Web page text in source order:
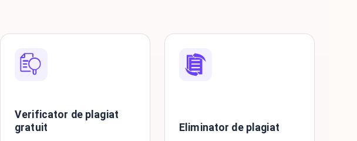
Verificator de plagiat
gratuit
Eliminator de plagiat